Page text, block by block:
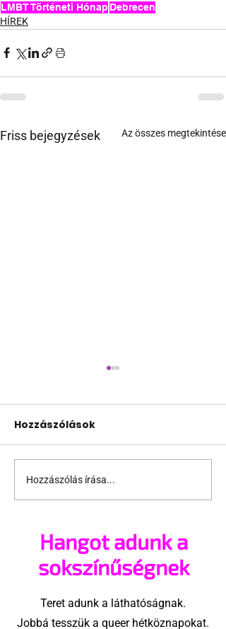
LMBT Történeti Hónap Debrecen
HÍREK
Friss bejegyzések Az összes megtekintése
Mindkét elnökjelölt
queer ellenes
Ghánában
Hozzászólások
Hozzászólás írása...
Hangot adunk a
sokszínűségnek
Teret adunk a láthatóságnak.
Jobbá tesszük a queer hétköznapokat.